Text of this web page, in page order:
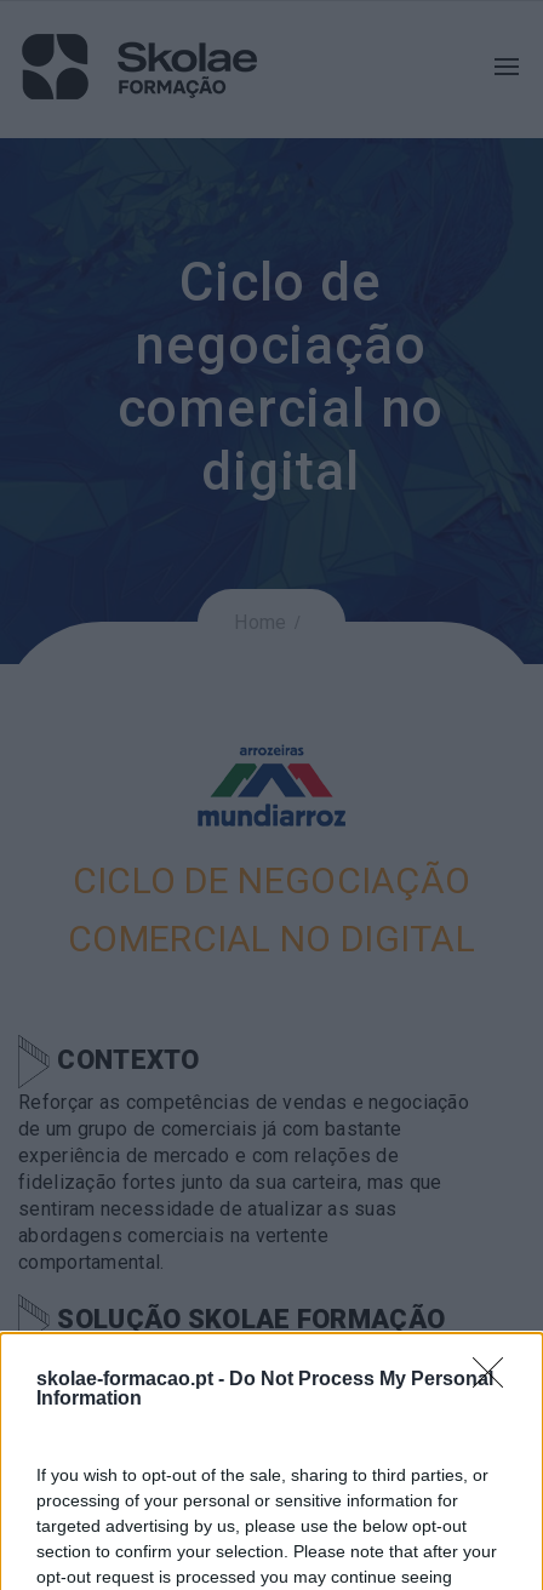
skolae-formacao.pt - Do Not Process My Personal
Information
If you wish to opt-out of the sale, sharing to third parties, or
processing of your personal or sensitive information for
targeted advertising by us, please use the below opt-out
section to confirm your selection. Please note that after your
opt-out request is processed you may continue seeing
Ciclo de
negociação
comercial no
digital
CICLO DE NEGOCIAÇÃO
COMERCIAL NO DIGITAL
CONTEXTO
Reforçar as competências de vendas e negociação
de um grupo de comerciais já com bastante
experiência de mercado e com relações de
fidelização fortes junto da sua carteira, mas que
sentiram necessidade de atualizar as suas
abordagens comerciais na vertente
comportamental.
SOLUÇÃO SKOLAE FORMAÇÃO
no âmbito da gestão de negócios e de Vendas em
para além de classes virtuais incluiu a acesso ao
VOD (video on demand) sobre negociação.
METODOLOGIA